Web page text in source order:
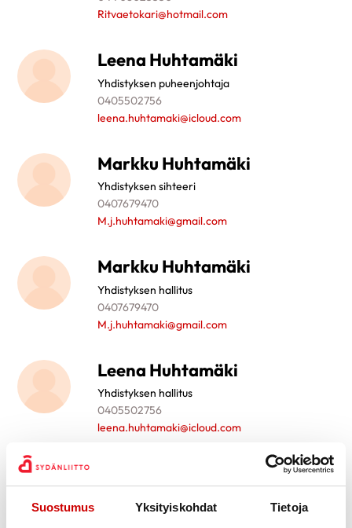
Suostumus Yksityiskohdat Tietoja
Ritvaetokari@hotmail.com
Leena Huhtamäki
Yhdistyksen puheenjohtaja
0405502756
leena.huhtamaki@icloud.com
Markku Huhtamäki
Yhdistyksen sihteeri
0407679470
M.j.huhtamaki@gmail.com
Markku Huhtamäki
Yhdistyksen hallitus
0407679470
M.j.huhtamaki@gmail.com
Leena Huhtamäki
Yhdistyksen hallitus
0405502756
leena.huhtamaki@icloud.com
0405820282